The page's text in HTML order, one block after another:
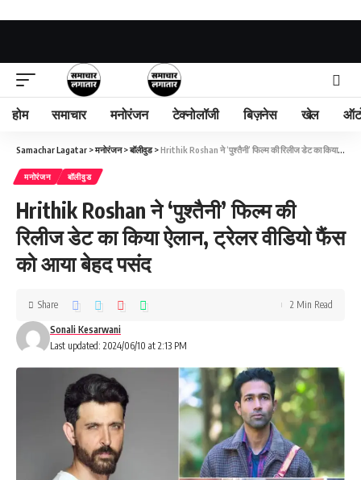
होम समाचार मनोरंजन टेक्नोलॉजी बिज़नेस खेल
Samachar Lagatar >मनोरंजन>बॉलीवुड>Hrithik Roshan ने ‘पुश्तैनी’ फिल्म की रिलीज डेट का किया ऐलान, ट्रेलर वीडियो फैंस को आया बेहद पसंद
मनोरंजन बॉलीवुड
Hrithik Roshan ने ‘पुश्तैनी’ फिल्म की
रिलीज डेट का किया ऐलान, ट्रेलर वीडियो फैंस
को आया बेहद पसंद
Last updated: 2024/06/10 at 2:13 PM
Sonali Kesarwani
Share 2 Min Read